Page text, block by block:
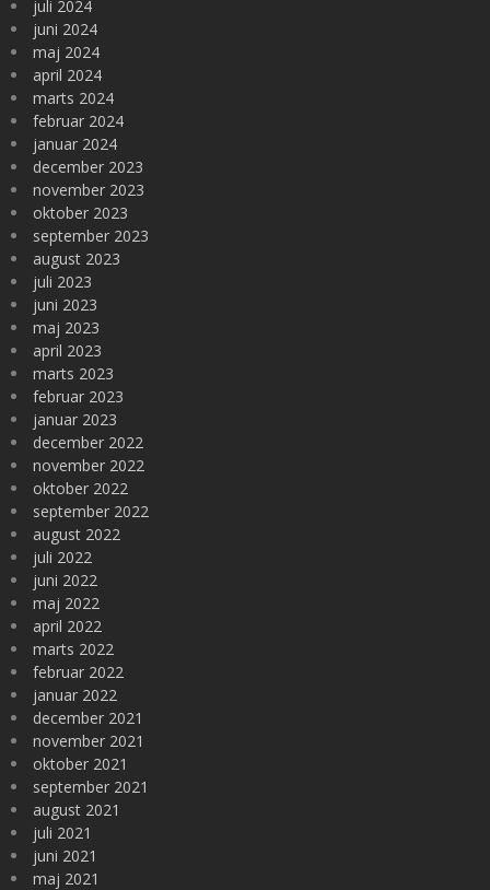
juli 2024
juni 2024
maj 2024
april 2024
marts 2024
februar 2024
januar 2024
december 2023
november 2023
oktober 2023
september 2023
august 2023
juli 2023
juni 2023
maj 2023
april 2023
marts 2023
februar 2023
januar 2023
december 2022
november 2022
oktober 2022
september 2022
august 2022
juli 2022
juni 2022
maj 2022
april 2022
marts 2022
februar 2022
januar 2022
december 2021
november 2021
oktober 2021
september 2021
august 2021
juli 2021
juni 2021
maj 2021